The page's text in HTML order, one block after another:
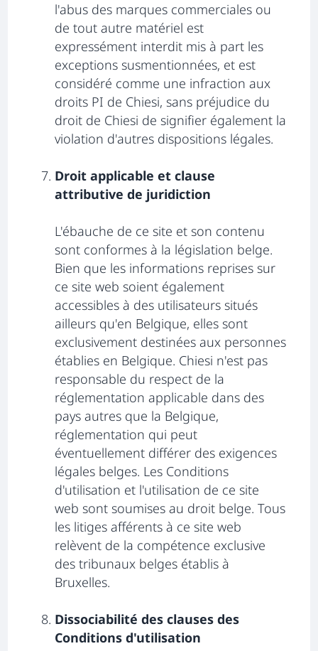
l'abus des marques commerciales ou
de tout autre matériel est
expressément interdit mis à part les
exceptions susmentionnées, et est
considéré comme une infraction aux
droits PI de Chiesi, sans préjudice du
droit de Chiesi de signifier également la
violation d'autres dispositions légales.
Droit applicable et clause
attributive de juridiction
L'ébauche de ce site et son contenu
sont conformes à la législation belge.
Bien que les informations reprises sur
ce site web soient également
accessibles à des utilisateurs situés
ailleurs qu'en Belgique, elles sont
exclusivement destinées aux personnes
établies en Belgique. Chiesi n'est pas
responsable du respect de la
réglementation applicable dans des
pays autres que la Belgique,
réglementation qui peut
éventuellement différer des exigences
légales belges. Les Conditions
d'utilisation et l'utilisation de ce site
web sont soumises au droit belge. Tous
les litiges afférents à ce site web
relèvent de la compétence exclusive
des tribunaux belges établis à
Bruxelles.
Dissociabilité des clauses des
Conditions d'utilisation